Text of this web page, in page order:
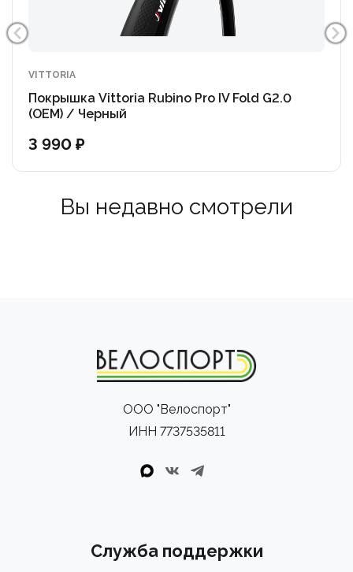
VITTORIA
Покрышка Vittoria Rubino Pro IV Fold G2.0
(OEM) / Черный
3 990 ₽
Вы недавно смотрели
ООО "Велоспорт"
ИНН 7737535811
Служба поддержки